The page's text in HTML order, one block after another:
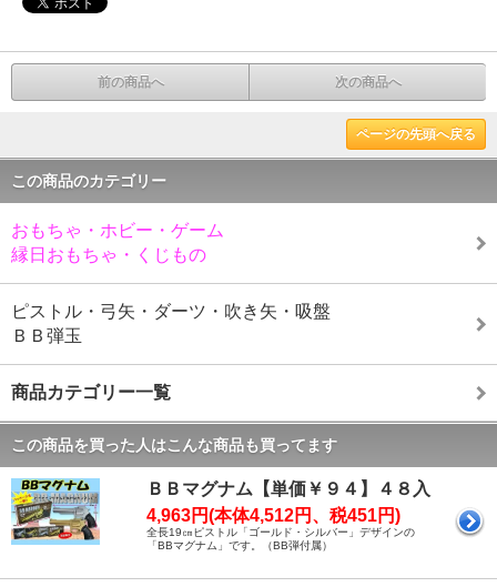
前の商品へ 次の商品へ
ページの先頭へ戻る
この商品のカテゴリー
おもちゃ・ホビー・ゲーム
縁日おもちゃ・くじもの
ピストル・弓矢・ダーツ・吹き矢・吸盤
ＢＢ弾玉
商品カテゴリー一覧
この商品を買った人はこんな商品も買ってます
ＢＢマグナム【単価￥９４】４８入
4,963円(本体4,512円、税451円)
全長19㎝ピストル「ゴールド・シルバー」デザインの
「BBマグナム」です。（BB弾付属）